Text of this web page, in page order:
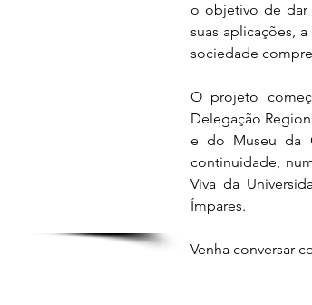
o objetivo de dar
suas aplicações,
sociedade
O projeto
Delegação
e do Museu da
continuidade,
Viva da
Ímpares.
Venha conversar